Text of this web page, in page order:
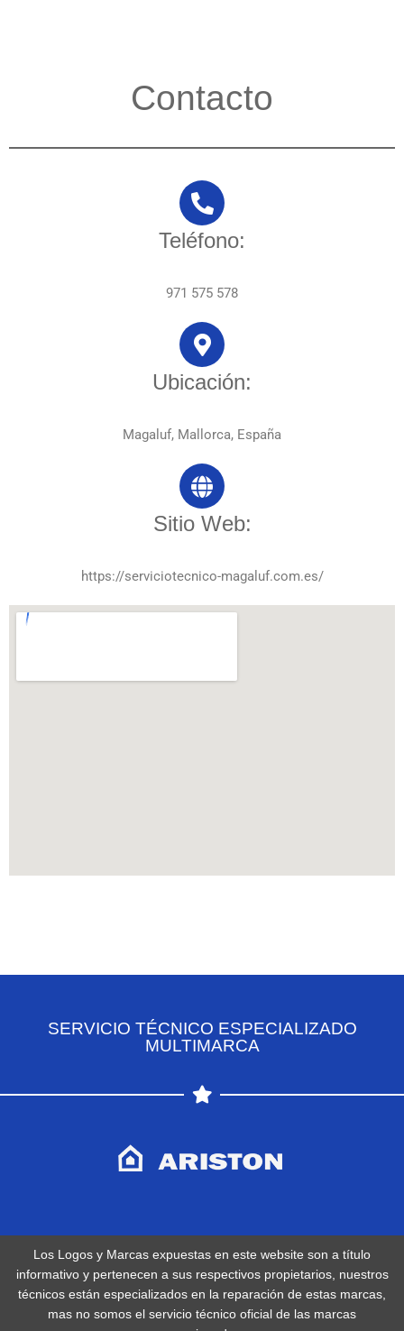
Contacto
Teléfono:
971 575 578
Ubicación:
Magaluf, Mallorca, España
Sitio Web:
https://serviciotecnico-magaluf.com.es/
SERVICIO TÉCNICO ESPECIALIZADO
MULTIMARCA
Los Logos y Marcas expuestas en este website son a título
informativo y pertenecen a sus respectivos propietarios, nuestros
técnicos están especializados en la reparación de estas marcas,
mas no somos el servicio técnico oficial de las marcas